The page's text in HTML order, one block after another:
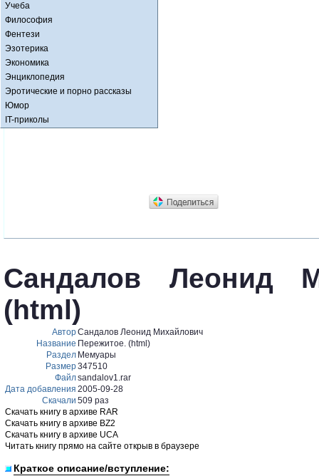
Учеба
Философия
Фентези
Эзотерика
Экономика
Энциклопедия
Эротические и порно рассказы
Юмор
IT-приколы
Сандалов Леонид
(html)
АвторСандалов Леонид Михайлович
Название Пережитое. (html)
Раздел Мемуары
Размер347510
Файлsandalov1.rar
Дата добавления 2005-09-28
Скачали 509 раз
Скачать книгу в архиве RAR
Скачать книгу в архиве BZ2
Скачать книгу в архиве UCA
Читать книгу прямо на сайте открыв в браузере
Краткое описание/вступление: